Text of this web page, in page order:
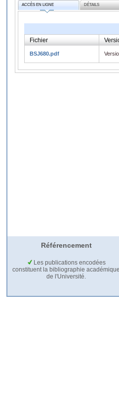
ACCÈS EN LIGNE DÉTAILS
Fichier
BSJ680.pdf
Référencement
Les publications encodées
constituent la bibliographie académique
de l'Université.